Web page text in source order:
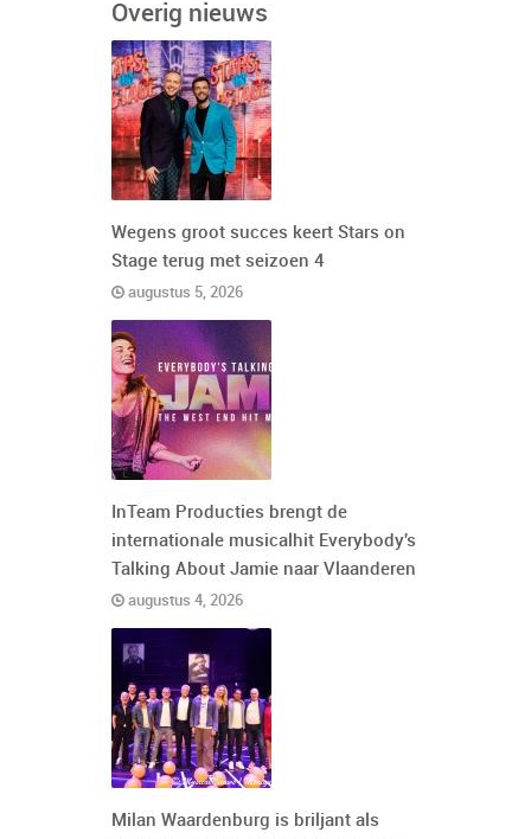
Overig nieuws
Wegens groot succes keert Stars on
Stage terug met seizoen 4
augustus 5, 2026
InTeam Producties brengt de
internationale musicalhit Everybody's
Talking About Jamie naar Vlaanderen
augustus 4, 2026
Milan Waardenburg is briljant als